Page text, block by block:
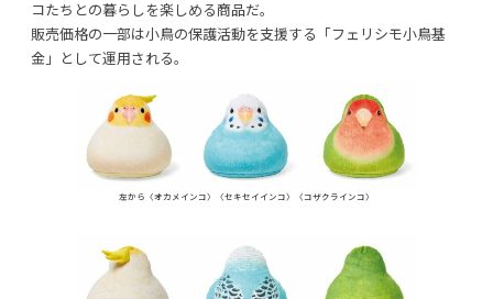
コたちとの暮らしを楽しめる商品だ。
販売価格の一部は小鳥の保護活動を支援する「フェリシモ小鳥基
金」として運用される。
左から〈オカメインコ〉〈セキセイインコ〉〈コザクラインコ〉